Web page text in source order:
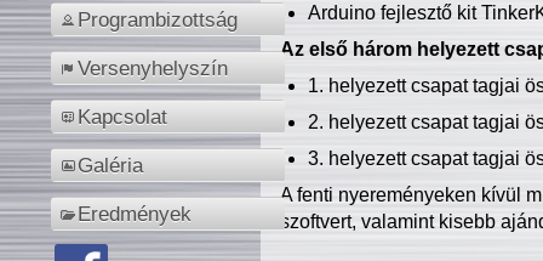
Programbizottság
Versenyhelyszín
Kapcsolat
Galéria
Eredmények
Arduino fejlesztő kit
Az első három helyezett
1. helyezett csapat tagjai
2. helyezett csapat tagjai
3. helyezett csapat tagjai
A fenti nyereményeken kívül
szoftvert, valamint kisebb